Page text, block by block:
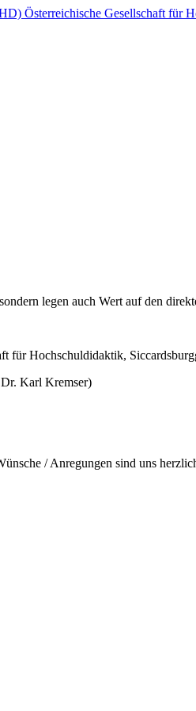
Österreichische Gesellschaft für
legen auch Wert auf den
für Hochschuldidaktik,
Karl Kremser)
/ Anregungen sind uns